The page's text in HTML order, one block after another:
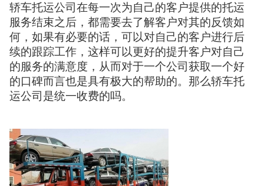
轿车托运公司在每一次为自己的客户提供的托运
服务结束之后，都需要去了解客户对其的反馈如
何，如果有必要的话，可以对自己的客户进行后
续的跟踪工作，这样可以更好的提升客户对自己
的服务的满意度，从而对于一个公司获取一个好
的口碑而言也是具有极大的帮助的。那么轿车托
运公司是统一收费的吗。